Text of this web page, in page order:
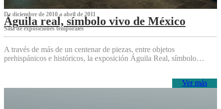
De diciembre de 2010 a abril de 2011
Águila real, símbolo vivo de México
Sala de exposiciones temporales
A través de más de un centenar de piezas, entre objetos
prehispánicos e históricos, la exposición Águila Real, símbolo…
Ver más